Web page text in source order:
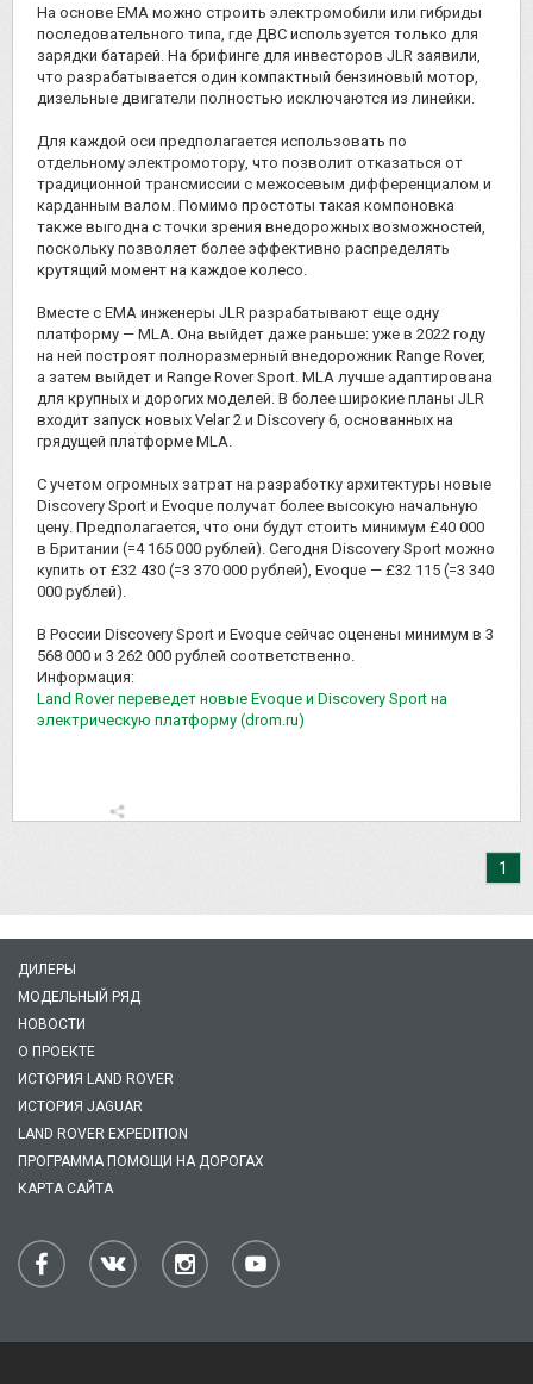
На основе EMA можно строить электромобили или гибриды
последовательного типа, где ДВС используется только для
зарядки батарей. На брифинге для инвесторов JLR заявили,
что разрабатывается один компактный бензиновый мотор,
дизельные двигатели полностью исключаются из линейки.
Для каждой оси предполагается использовать по
отдельному электромотору, что позволит отказаться от
традиционной трансмиссии с межосевым дифференциалом и
карданным валом. Помимо простоты такая компоновка
также выгодна с точки зрения внедорожных возможностей,
поскольку позволяет более эффективно распределять
крутящий момент на каждое колесо.
Вместе с EMA инженеры JLR разрабатывают еще одну
платформу — MLA. Она выйдет даже раньше: уже в 2022 году
на ней построят полноразмерный внедорожник Range Rover,
а затем выйдет и Range Rover Sport. MLA лучше адаптирована
для крупных и дорогих моделей. В более широкие планы JLR
входит запуск новых Velar 2 и Discovery 6, основанных на
грядущей платформе MLA.
С учетом огромных затрат на разработку архитектуры новые
Discovery Sport и Evoque получат более высокую начальную
цену. Предполагается, что они будут стоить минимум £40 000
в Британии (=4 165 000 рублей). Сегодня Discovery Sport можно
купить от £32 430 (=3 370 000 рублей), Evoque — £32 115 (=3 340
000 рублей).
В России Discovery Sport и Evoque сейчас оценены минимум в 3
568 000 и 3 262 000 рублей соответственно.
Информация:
Land Rover переведет новые Evoque и Discovery Sport на
электрическую платформу (drom.ru)
1
ДИЛЕРЫ
МОДЕЛЬНЫЙ РЯД
НОВОСТИ
О ПРОЕКТЕ
ИСТОРИЯ LAND ROVER
ИСТОРИЯ JAGUAR
LAND ROVER EXPEDITION
ПРОГРАММА ПОМОЩИ НА ДОРОГАХ
КАРТА САЙТА